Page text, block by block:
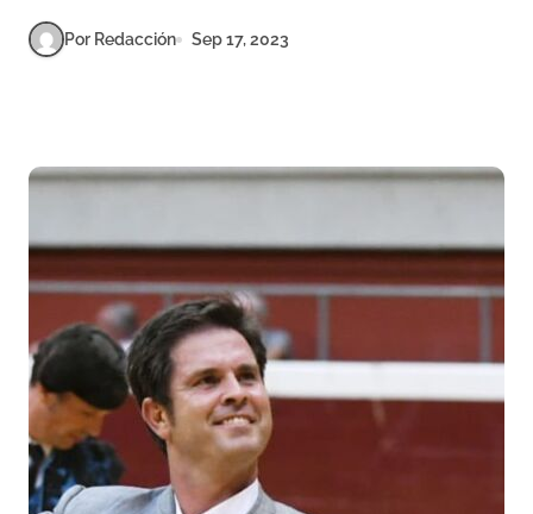
Por Redacción Sep 17, 2023